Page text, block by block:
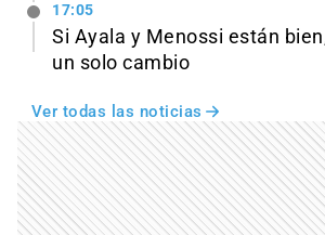
17:05
Si Ayala y Menossi están
un solo cambio
Ver todas las noticias